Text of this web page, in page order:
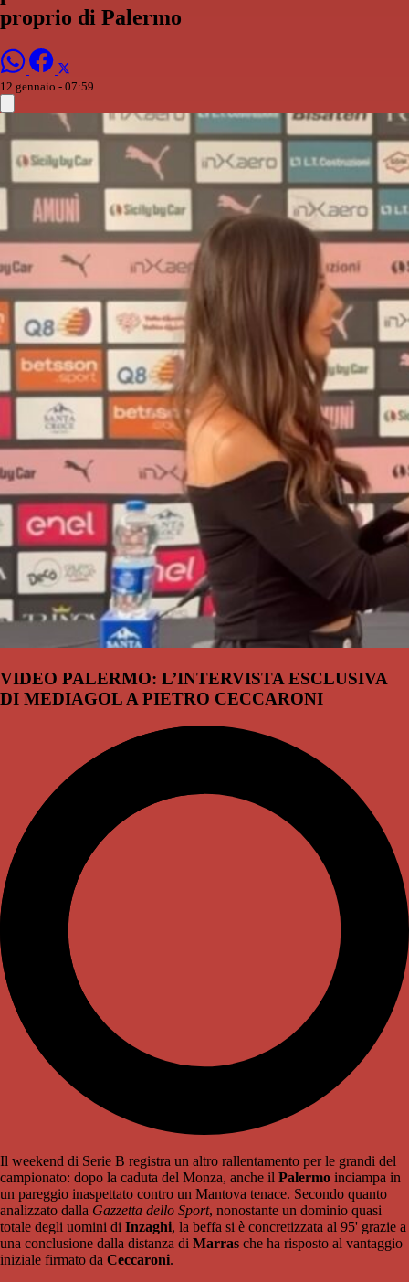
proprio di Palermo
12 gennaio - 07:59
VIDEO PALERMO: L’INTERVISTA ESCLUSIVA
DI MEDIAGOL A PIETRO CECCARONI
Il weekend di Serie B registra un altro rallentamento per le grandi del
campionato: dopo la caduta del Monza, anche il Palermo inciampa in
un pareggio inaspettato contro un Mantova tenace. Secondo quanto
analizzato dalla Gazzetta dello Sport, nonostante un dominio quasi
totale degli uomini di Inzaghi, la beffa si è concretizzata al 95' grazie a
una conclusione dalla distanza di Marras che ha risposto al vantaggio
iniziale firmato da Ceccaroni.